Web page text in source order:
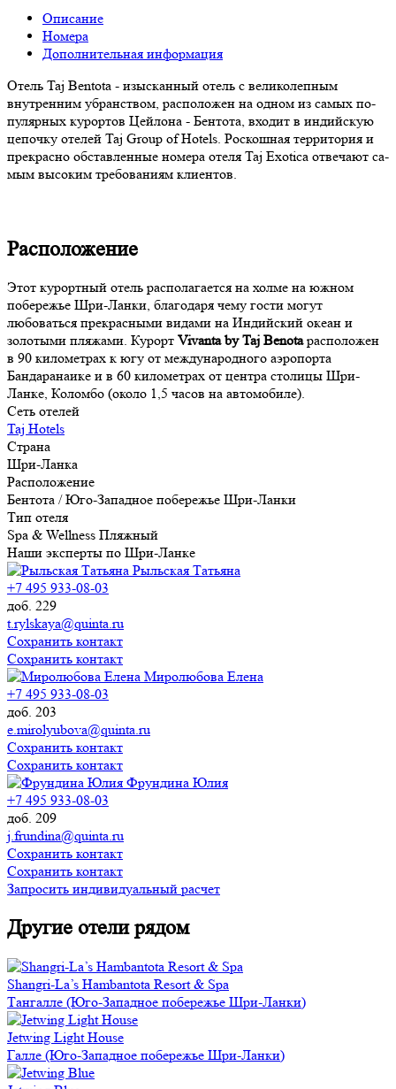
Описание
Номера
Дополнительная информация
Отель Taj Bentota - изысканный отель с ве­ли­ко­леп­ным
внутренним уб­ранс­твом, рас­по­ло­жен на од­ном из са­мых по­
пу­ляр­ных ку­рор­тов Цей­ло­на - Бен­то­та, вхо­дит в ин­дий­скую
це­поч­ку оте­лей Taj Gro­up of Ho­tels. Рос­кош­ная территория и
прек­рас­но обс­тав­лен­ные но­ме­ра оте­ля Taj Exo­ti­ca от­ве­ча­ют са­
мым вы­со­ким требованиям клиентов.
Расположение
Этот курортный отель располагается на холме на южном
побережье Шри-Ланки, благодаря чему гости могут
любоваться прекрасными видами на Индийский океан и
золотыми пляжами. Курорт Vivanta by Taj Benotaрасположен
в 90 километрах к югу от международного аэропорта
Бандаранаике и в 60 километрах от центра столицы Шри-
Ланке, Коломбо (около 1,5 часов на автомобиле).
Сеть отелей
Taj Hotels
Страна
Шри-Ланка
Расположение
Бентота / Юго-Западное побережье Шри-Ланки
Тип отеля
Spa & Wellness Пляжный
Наши эксперты по Шри-Ланке
Рыльская Татьяна
+7 495 933-08-03
доб. 229
t.rylskaya@quinta.ru
Сохранить контакт
Сохранить контакт
Миролюбова Елена
+7 495 933-08-03
доб. 203
e.mirolyubova@quinta.ru
Сохранить контакт
Сохранить контакт
Фрундина Юлия
+7 495 933-08-03
доб. 209
j.frundina@quinta.ru
Сохранить контакт
Сохранить контакт
Запросить индивидуальный расчет
Другие отели рядом
Shangri-La’s Hambantota Resort & Spa
Тангалле (Юго-Западное побережье Шри-Ланки)
Jetwing Light House
Галле (Юго-Западное побережье Шри-Ланки)